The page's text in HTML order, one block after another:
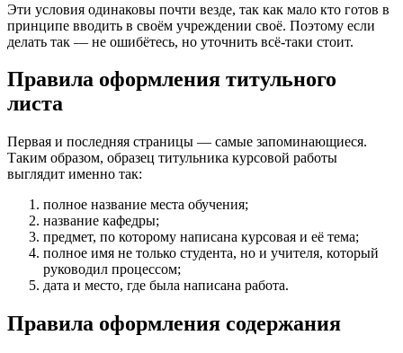
Эти условия одинаковы почти везде, так как мало кто готов в
принципе вводить в своём учреждении своё. Поэтому если
делать так — не ошибётесь, но уточнить всё-таки стоит.
Правила оформления титульного
листа
Первая и последняя страницы — самые запоминающиеся.
Таким образом, образец титульника курсовой работы
выглядит именно так:
полное название места обучения;
название кафедры;
предмет, по которому написана курсовая и её тема;
полное имя не только студента, но и учителя, который
руководил процессом;
дата и место, где была написана работа.
Правила оформления содержания